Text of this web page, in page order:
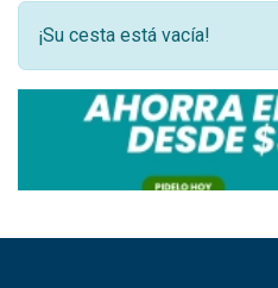
¡Su cesta está vacía!